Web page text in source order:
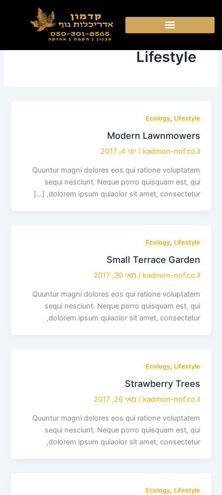
לתוכן
Lifestyle
Ecology, Lifestyle
Modern Lawnmowers
kadmon-nof.co.il
/ יוני 4, 2017
Quuntur magni dolores eos qui ratione voluptatem
sequi nesciunt. Neque porro quisquam est, qui
dolorem ipsum quiaolor sit amet, consectetur, […]
Ecology, Lifestyle
Small Terrace Garden
kadmon-nof.co.il
/מאי 30, 2017
Quuntur magni dolores eos qui ratione voluptatem
sequi nesciunt. Neque porro quisquam est, qui
dolorem ipsum quiaolor sit amet, consectetur,
Ecology, Lifestyle
Strawberry Trees
kadmon-nof.co.il
/מאי 26, 2017
Quuntur magni dolores eos qui ratione voluptatem
sequi nesciunt. Neque porro quisquam est, qui
dolorem ipsum quiaolor sit amet, consectetur,
Ecology, Lifestyle